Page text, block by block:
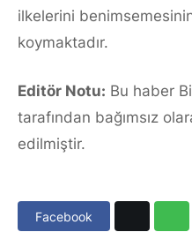
ilkelerini
koymaktadır.
Editör Notu: Bu haber
tarafından bağımsız
edilmiştir.
Facebook